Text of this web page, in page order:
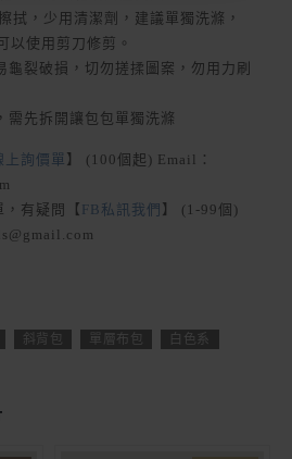
拭，少用清潔劑，建議單獨洗滌，
以使用剪刀修剪。
裂破損，切勿搓揉圖案，勿用力刷
需先拆開讓包包單獨洗滌
上詢價單 】 (100個起) Email：
有疑問【 FB私訊我們 】 (1-99個)
斜背包 單層布包
白色系